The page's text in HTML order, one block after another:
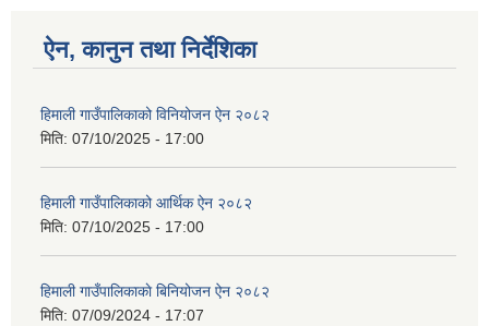
ऐन, कानुन तथा निर्देशिका
हिमाली गाउँपालिकाको विनियोजन ऐन २०८२
मिति: 07/10/2025 - 17:00
हिमाली गाउँपालिकाको आर्थिक ऐन २०८२
मिति: 07/10/2025 - 17:00
हिमाली गाउँपालिकाकाे बिनियोजन ऐन २०८२
मिति: 07/09/2024 - 17:07